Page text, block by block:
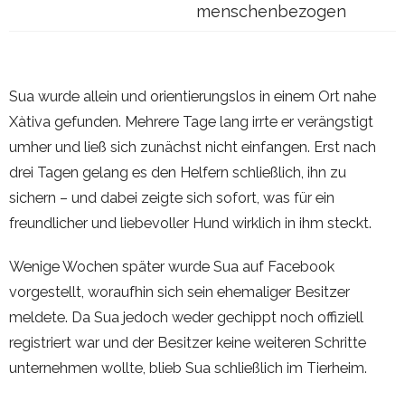
menschenbezogen
Sua wurde allein und orientierungslos in einem Ort nahe
Xàtiva gefunden. Mehrere Tage lang irrte er verängstigt
umher und ließ sich zunächst nicht einfangen. Erst nach
drei Tagen gelang es den Helfern schließlich, ihn zu
sichern – und dabei zeigte sich sofort, was für ein
freundlicher und liebevoller Hund wirklich in ihm steckt.
Wenige Wochen später wurde Sua auf Facebook
vorgestellt, woraufhin sich sein ehemaliger Besitzer
meldete. Da Sua jedoch weder gechippt noch offiziell
registriert war und der Besitzer keine weiteren Schritte
unternehmen wollte, blieb Sua schließlich im Tierheim.